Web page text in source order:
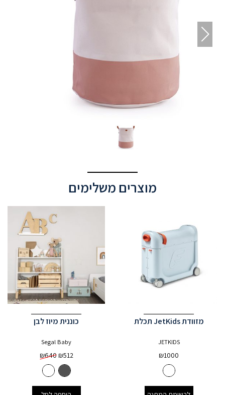
מוצרים משלימים
מזוודת JetKids תכלת
JETKIDS
₪1000
כוננית מיוז לבן
Segal Baby
₪512
₪640